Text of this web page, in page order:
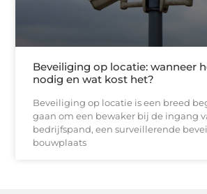
Beveiliging op locatie: wanneer
nodig en wat kost het?
Beveiliging op locatie is een breed
gaan om een bewaker bij de ingang
bedrijfspand, een surveillerende
bouwplaats